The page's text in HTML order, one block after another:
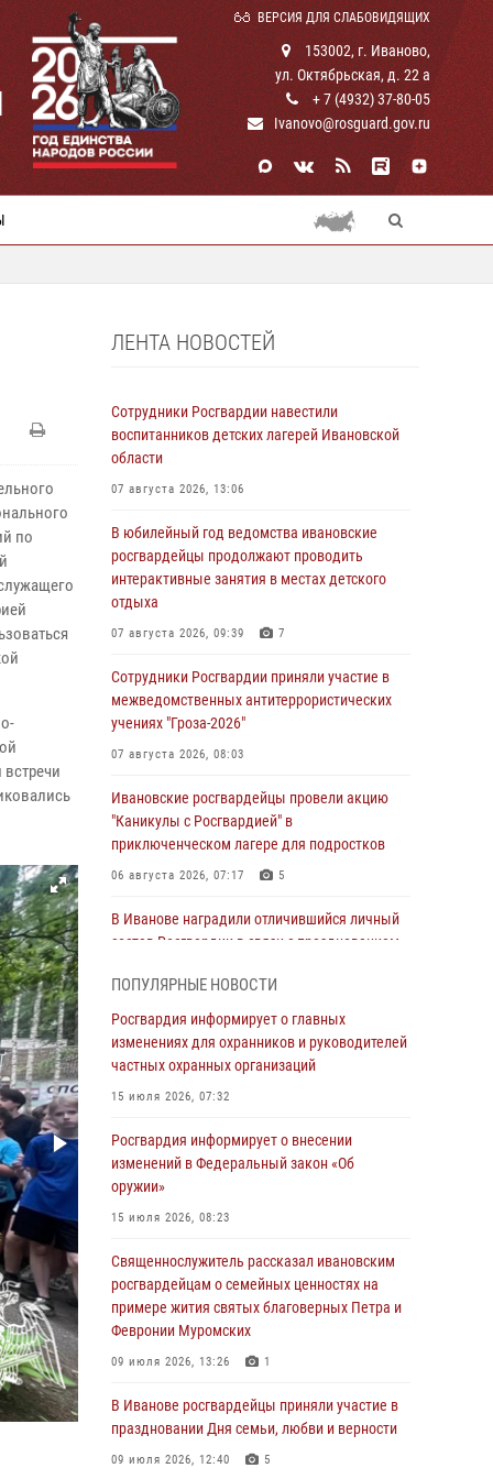
ВЕРСИЯ ДЛЯ СЛАБОВИДЯЩИХ
153002, г. Иваново,
ул. Октябрьская, д. 22 а
+ 7 (4932) 37-80-05
Ivanovo@rosguard.gov.ru
по
ЛЕНТА НОВОСТЕЙ
Сотрудники Росгвардии навестили
воспитанников детских лагерей Ивановской
области
07 августа 2026, 13:06
В юбилейный год ведомства ивановские
росгвардейцы продолжают проводить
интерактивные занятия в местах детского
отдыха
07 августа 2026, 09:39 7
Сотрудники Росгвардии приняли участие в
межведомственных антитеррористических
учениях "Гроза-2026"
07 августа 2026, 08:03
Ивановские росгвардейцы провели акцию
"Каникулы с Росгвардией" в
приключенческом лагере для подростков
06 августа 2026, 07:17 5
В Иванове наградили отличившийся личный
состав Росгвардии в связи с празднованием
В Иванове росгвардейцы оказали помощь
пожилому мужчине, которому стало плохо во
В Иванове личный состав Росгвардии принял
участие в торжественных мероприятиях,
02 августа 2026, 11:46 13
Мероприятия в рамках акции «Каникулы с
Росгвардией» продолжаются в Ивановской
В Ивановской области при содействии
Росгвардии задержаны подозреваемые в
ПОПУЛЯРНЫЕ НОВОСТИ
Росгвардия информирует о главных
изменениях для охранников и руководителей
частных охранных организаций
15 июля 2026, 07:32
Росгвардия информирует о внесении
изменений в Федеральный закон «Об
оружии»
15 июля 2026, 08:23
Священнослужитель рассказал ивановским
росгвардейцам о семейных ценностях на
примере жития святых благоверных Петра и
Февронии Муромских
09 июля 2026, 13:26 1
В Иванове росгвардейцы приняли участие в
праздновании Дня семьи, любви и верности
09 июля 2026, 12:40 5